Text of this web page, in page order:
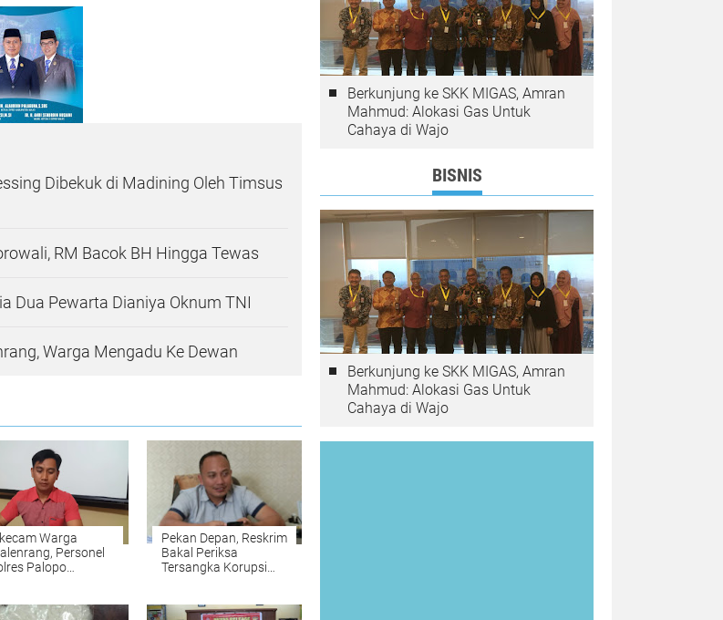
Dibekuk di Madining Oleh Timsus
RM Bacok BH Hingga Tewas
Dua Pewarta Dianiya Oknum TNI
Warga Mengadu Ke Dewan
Warga
Personel
Palopo
Pekan Depan, Reskrim
Bakal Periksa
Tersangka Korupsi
Berkunjung ke SKK MIGAS, Amran
Mahmud: Alokasi Gas Untuk
Cahaya di Wajo
BISNIS
Berkunjung ke SKK MIGAS, Amran
Mahmud: Alokasi Gas Untuk
Cahaya di Wajo